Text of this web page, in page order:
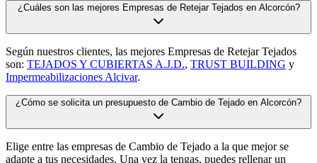
¿Cuáles son las mejores Empresas de Retejar Tejados en Alcorcón?
Según nuestros clientes, las mejores Empresas de Retejar Tejados
son: TEJADOS Y CUBIERTAS A.J.D., TRUST BUILDING y
Impermeabilizaciones Alcivar.
¿Cómo se solicita un presupuesto de Cambio de Tejado en Alcorcón?
Elige entre las empresas de Cambio de Tejado a la que mejor se
adapte a tus necesidades. Una vez la tengas, puedes rellenar un